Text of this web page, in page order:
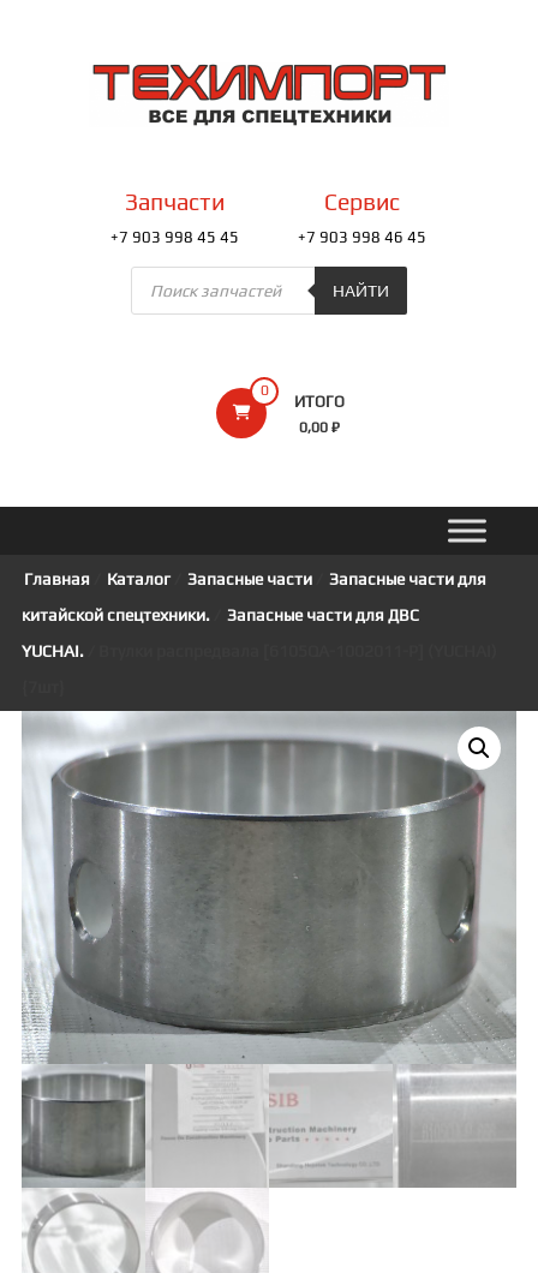
содержимомуТЕХИМПОРТ
Всё
0
ИТОГО
0,00 ₽
Запчасти
+7 903 998 45 45
Сервис
+7 903 998 46 45
Поиск
товаров
НАЙТИ
Главная Каталог/ Запасные части/
Запасные части для
китайской спецтехники./
Запасные части для ДВС
YUCHAI./ Втулки распредвала [6105QA-1002011-P] (YUCHAI)